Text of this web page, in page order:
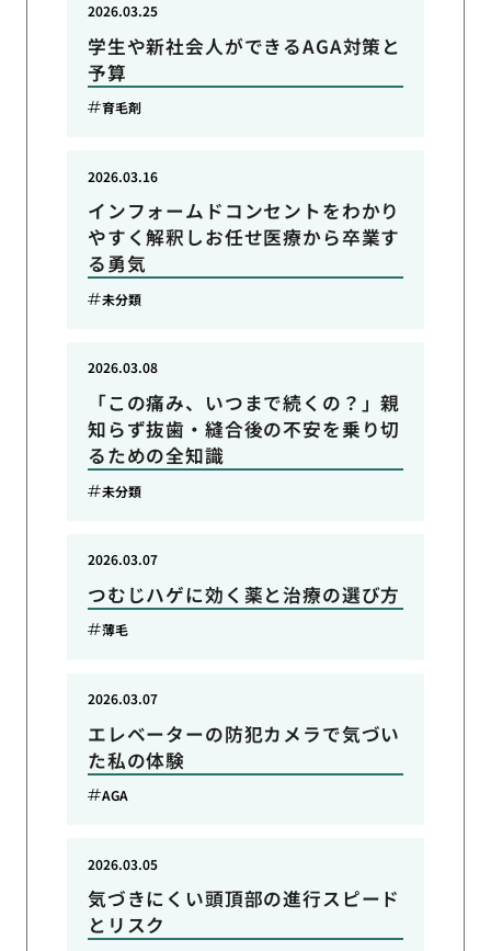
学生や新社会人ができるAGA対策と
予算
2026.03.25
育毛剤
インフォームドコンセントをわかり
やすく解釈しお任せ医療から卒業す
る勇気
2026.03.16
未分類
「この痛み、いつまで続くの？」親
知らず抜歯・縫合後の不安を乗り切
るための全知識
2026.03.08
未分類
つむじハゲに効く薬と治療の選び方
2026.03.07
薄毛
エレベーターの防犯カメラで気づい
た私の体験
2026.03.07
AGA
気づきにくい頭頂部の進行スピード
とリスク
2026.03.05